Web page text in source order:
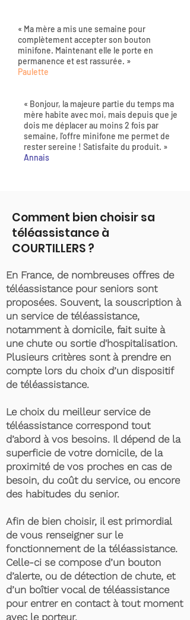
« Ma mère a mis une semaine pour
complètement accepter son bouton
minifone. Maintenant elle le porte en
permanence et est rassurée. »
Paulette
« Bonjour, la majeure partie du temps ma
mère habite avec moi, mais depuis que je
dois me déplacer au moins 2 fois par
semaine, l'offre minifone me permet de
rester sereine ! Satisfaite du produit. »
Annais
Comment bien choisir sa
téléassistance à
COURTILLERS ?
En France, de nombreuses offres de
téléassistance pour seniors sont
proposées. Souvent, la souscription à
un service de téléassistance,
notamment à domicile, fait suite à
une chute ou sortie d'hospitalisation.
Plusieurs critères sont à prendre en
compte lors du choix d’un dispositif
de téléassistance.
Le choix du meilleur service de
téléassistance correspond tout
d’abord à vos besoins. Il dépend de la
superficie de votre domicile, de la
proximité de vos proches en cas de
besoin, du coût du service, ou encore
des habitudes du senior.
Afin de bien choisir, il est primordial
de vous renseigner sur le
fonctionnement de la téléassistance.
Celle-ci se compose d’un bouton
d’alerte, ou de détection de chute, et
d’un boîtier vocal de téléassistance
pour entrer en contact à tout moment
avec le porteur.